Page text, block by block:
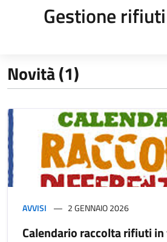
Gestione rifiuti
Novità (1)
AVVISI 2 GENNAIO 2026
Calendario raccolta rifiuti